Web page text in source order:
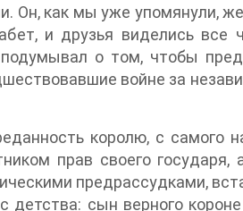
Он, как мы уже упомянули,
и друзья виделись все
о том, чтобы
войне за
королю, с самого
прав своего
предрассудками,
сын верного